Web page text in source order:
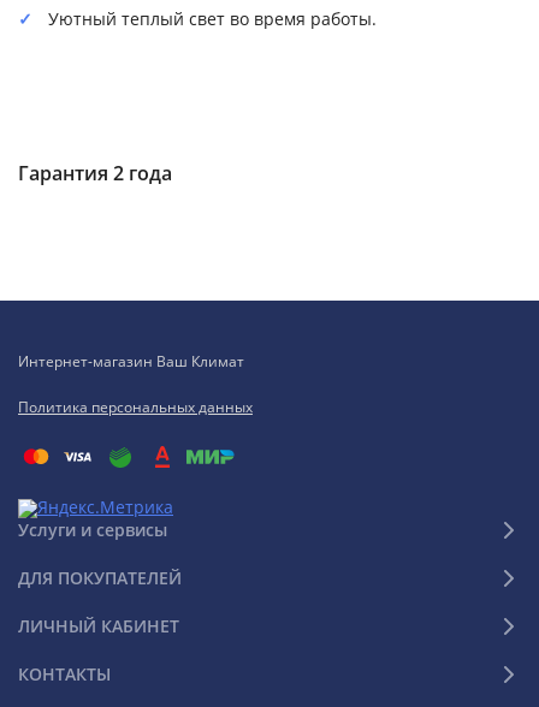
Уютный теплый свет во время работы.
Гарантия 2 года
Интернет-магазин Ваш Климат
Политика персональных данных
Услуги и сервисы
ДЛЯ ПОКУПАТЕЛЕЙ
ЛИЧНЫЙ КАБИНЕТ
КОНТАКТЫ